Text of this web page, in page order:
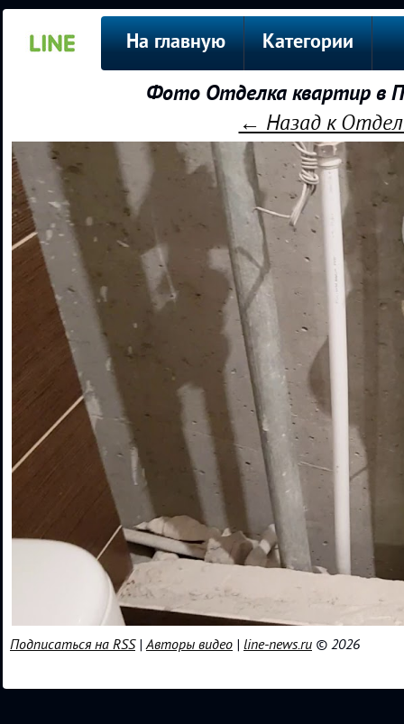
На главную Категории
Фото Отделка квартир в
← Назад к
Подписаться на RSS|Авторы видео | line-news.ru © 2026